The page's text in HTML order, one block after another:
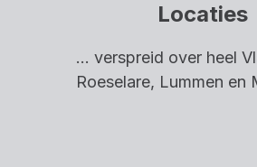
Locaties
... verspreid over heel
Roeselare, Lummen en